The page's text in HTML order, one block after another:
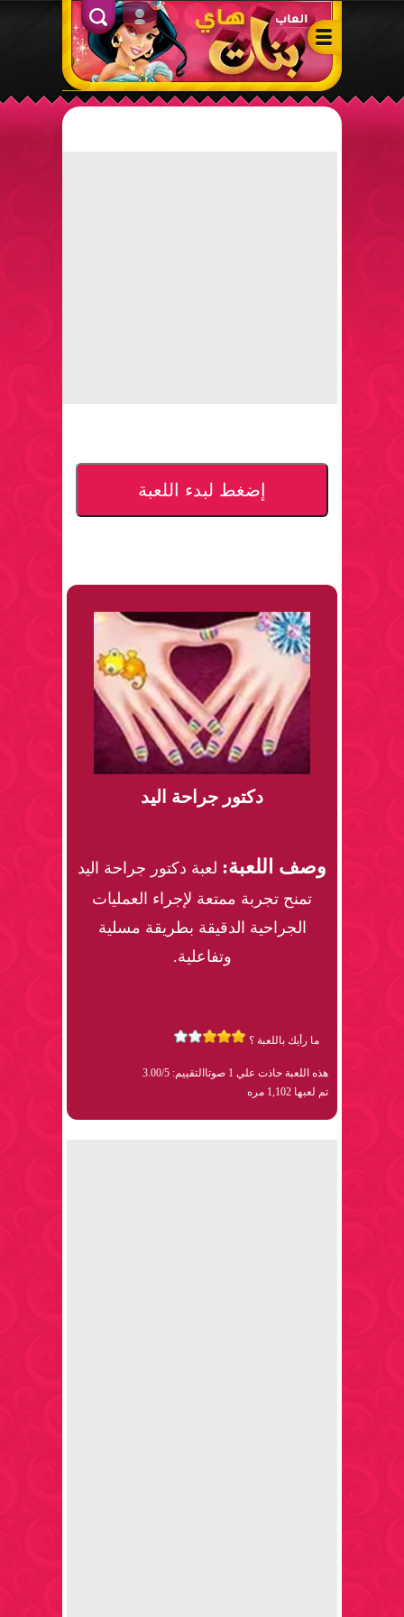
ألعاب بنات هاي – أفضل ألعاب تلبيس، مكياج، طبخ وأنشطة ممتعة
الدخول
إضغط لبدء اللعبة
دكتور جراحة اليد
وصف اللعبة: لعبة دكتور جراحة اليد
تمنح تجربة ممتعة لإجراء العمليات
الجراحية الدقيقة بطريقة مسلية
وتفاعلية.
ما رأيك باللعبة ؟
هذه اللعبة حاذت علي 1 صوتا
التقييم: 3.00/5
تم لعبها 1,102 مره